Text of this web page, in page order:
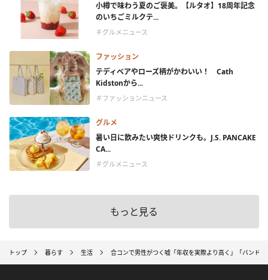
小樽で味わう夏のご褒美。【ルタオ】18周年記念
のいちごミルクテ...
＃グルメニュース
ファッション
テディベアやローズ柄がかわいい！ Cath
Kidstonから...
＃ファッションニュース
グルメ
暑い日に飲みたい爽快ドリンクも。J.S. PANCAKE
CA...
＃グルメニュース
もっと見る
トップ 暮らす 生活 合コンで男性がつく嘘「年収を実際より高く」「バンド